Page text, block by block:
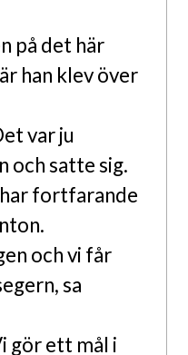
på det här
han klev över
var ju
och satte sig.
har fortfarande
och vi får
sa
gör ett mål i